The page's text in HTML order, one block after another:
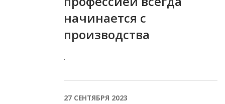
начинается с
производства
.
27 СЕНТЯБРЯ 2023